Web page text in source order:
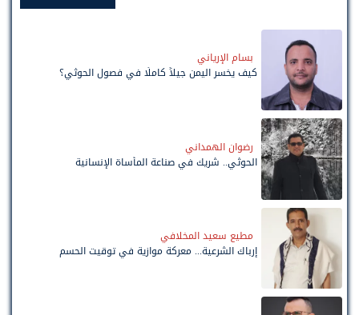
بسام الإرياني
كيف يخسر اليمن جيلاً كاملًا في فصول الحوثي؟
رضوان الهمداني
الحوثي.. شريك في صناعة المأساة الإنسانية
مطيع سعيد المخلافي
إرباك الشرعية... معركة موازية في توقيت الحسم